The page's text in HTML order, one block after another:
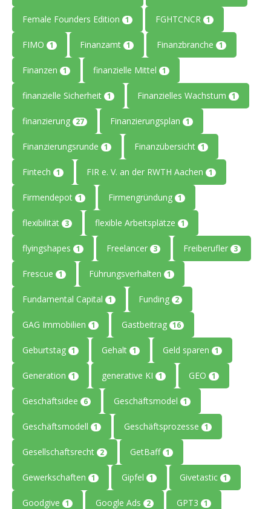
Female Founders Edition 1 FGHTCNCR 1
FIMO 1 Finanzamt 1 Finanzbranche 1
Finanzen 1 finanzielle Mittel 1
finanzielle Sicherheit 1 Finanzielles Wachstum 1
finanzierung 27 Finanzierungsplan 1
Finanzierungsrunde 1 Finanzübersicht 1
Fintech 1 FIR e. V. an der RWTH Aachen 1
Firmendepot 1 Firmengründung 1
flexibilität 3 flexible Arbeitsplätze 1
flyingshapes 1 Freelancer 3 Freiberufler 3
Frescue 1 Führungsverhalten 1
Fundamental Capital 1 Funding 2
GAG Immobilien 1 Gastbeitrag 16
Geburtstag 1 Gehalt 1 Geld sparen 1
Generation 1 generative KI 1 GEO 1
Geschäftsidee 6 Geschäftsmodel 1
Geschäftsmodell 1 Geschäftsprozesse 1
Gesellschaftsrecht 2 GetBaff 1
Gewerkschaften 1 Gipfel 1 Givetastic 1
Goodgive 1 Google Ads 2 GPT3 1